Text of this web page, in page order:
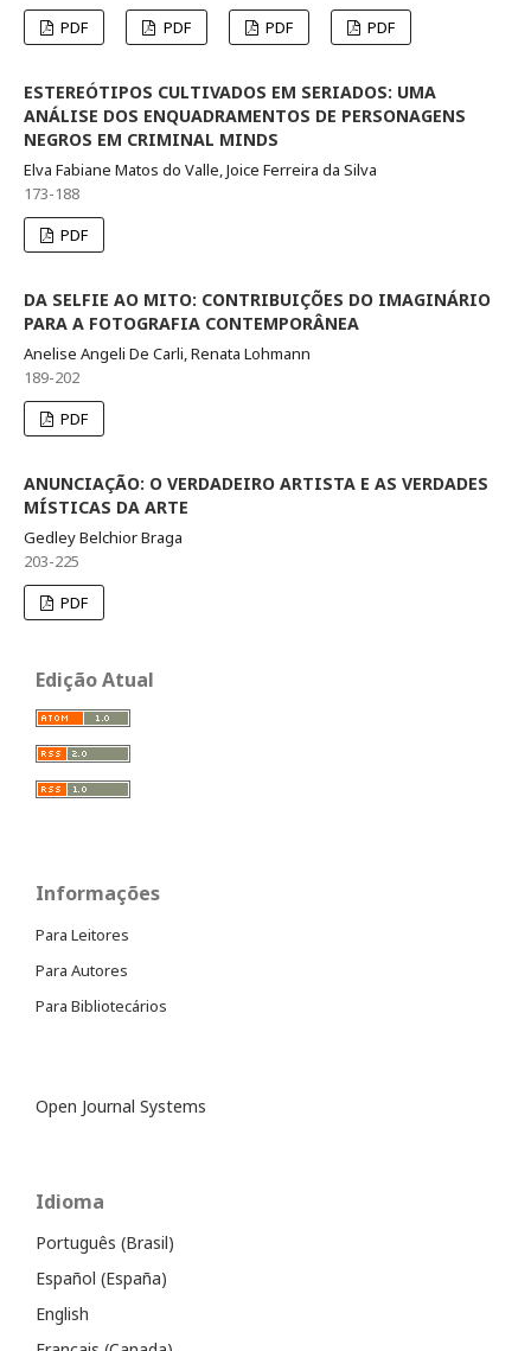
PDF
PDF PDF PDF
ESTEREÓTIPOS CULTIVADOS EM SERIADOS: UMA
ANÁLISE DOS ENQUADRAMENTOS DE PERSONAGENS
NEGROS EM CRIMINAL MINDS
Elva Fabiane Matos do Valle, Joice Ferreira da Silva
173-188
PDF
DA SELFIE AO MITO: CONTRIBUIÇÕES DO IMAGINÁRIO
PARA A FOTOGRAFIA CONTEMPORÂNEA
Anelise Angeli De Carli, Renata Lohmann
189-202
PDF
ANUNCIAÇÃO: O VERDADEIRO ARTISTA E AS VERDADES
MÍSTICAS DA ARTE
Gedley Belchior Braga
203-225
PDF
Edição Atual
Informações
Para Leitores
Para Autores
Para Bibliotecários
Open Journal Systems
Idioma
Português (Brasil)
Español (España)
English